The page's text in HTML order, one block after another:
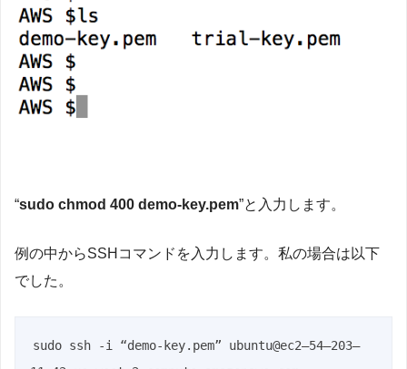
“sudo chmod 400 demo-key.pem”と入力します。
例の中からSSHコマンドを入力します。私の場合は以下
でした。
sudo ssh -i “demo-key.pem” ubuntu@ec2–54–203–